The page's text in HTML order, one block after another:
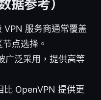
据参考）
VPN 服务商通常覆盖
点选择。
广泛采用，提供高等
OpenVPN 提供更